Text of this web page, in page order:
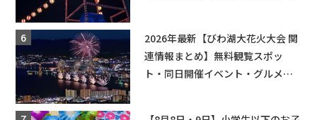
2026年最新【びわ湖大花火大会 関
連情報まとめ】無料観覧スポッ
ト・同日開催イベント・グルメマ